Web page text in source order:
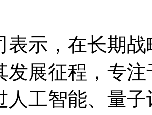
表示，在长期
发展征程，专
人工智能、量